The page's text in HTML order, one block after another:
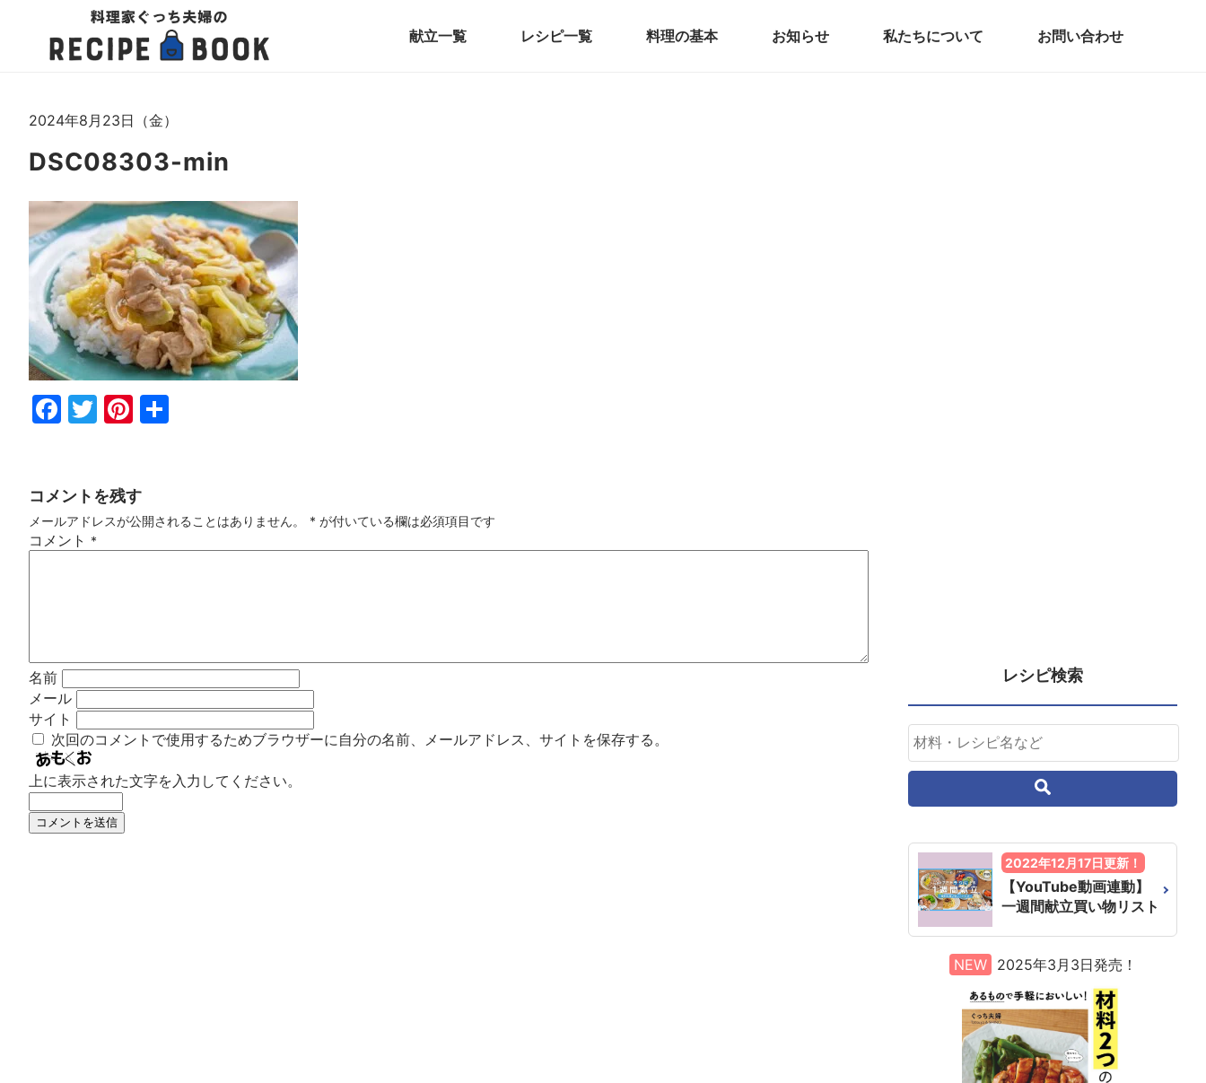
献立一覧 レシピ一覧 料理の基本 お知らせ 私たちについて お問い合わせ
2024年8月23日（金）
DSC08303-min
Fac
Twi
Pin
コメントを残す
メールアドレスが公開されることはありません。 * が付いている欄は必須項目です
コメント *
名前
メール
サイト
次回のコメントで使用するためブラウザーに自分の名前、メールアドレス、サイトを保存する。
上に表示された文字を入力してください。
レシピ検索
2022年12月17日更新！
【YouTube動画連動】
一週間献立買い物リスト
NEW 2025年3月3日発売！